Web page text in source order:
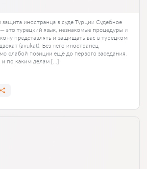
защита иностранца в суде Турции Судебное
это турецкий язык, незнакомые процедуры и
представлять и защищать вас в турецком
(avukat). Без него иностранец
слабой позиции ещё до первого заседания.
и по каким делам […]